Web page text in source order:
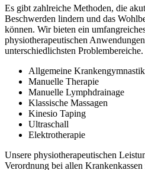
Es gibt zahlreiche Methoden, die
Beschwerden lindern und das
können. Wir bieten ein
physiotherapeutischen
unterschiedlichsten Problembereiche.
Allgemeine Krankengymnastik
Manuelle Therapie
Manuelle Lymphdrainage
Klassische Massagen
Kinesio Taping
Ultraschall
Elektrotherapie
Unsere physiotherapeutischen
Verordnung bei allen Krankenkassen